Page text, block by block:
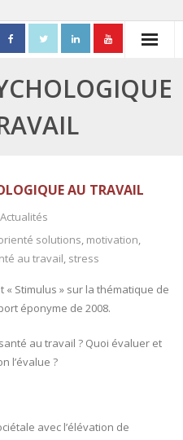
AU TRAVAIL
Actualités
solutions, motivation,
au travail, stress
« Stimulus » sur la thématique de
éponyme de 2008.
au travail ? Quoi évaluer et
l’évalue ?
avec l’élévation de